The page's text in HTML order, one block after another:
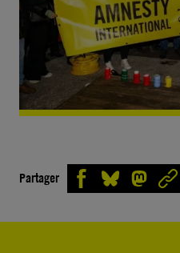
Partager